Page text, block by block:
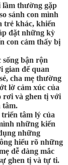
lầm thường gặp
sánh con mình
trẻ khác, khiến
đặt những kỳ
con cảm thấy bị
sống bận rộn
gian để quan
cha mẹ thường
lờ cảm xúc của
rơi và ghen tị với
tâm.
tâm lý của
những kiến
những
hiểu rõ những
dễ dàng mắc
ghen tị và tự ti.